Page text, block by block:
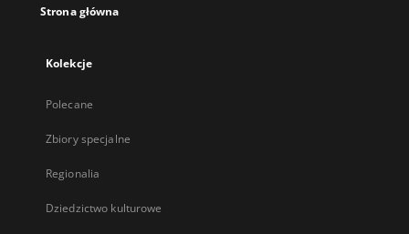
Strona główna
Kolekcje
Polecane
Zbiory specjalne
Regionalia
Dziedzictwo kulturowe